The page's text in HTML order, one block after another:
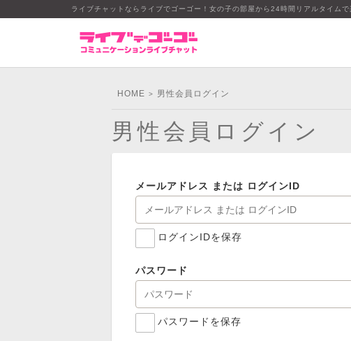
ライブチャットならライブでゴーゴー！女の子の部屋から24時間リアルタイム
HOME > 男性会員ログイン
男性会員ログイン
メールアドレス または ログインID
ログインIDを保存
パスワード
パスワードを保存